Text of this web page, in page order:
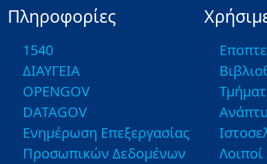
Πληροφορίες
1540
ΔΙΑΥΓΕΙΑ
OPENGOV
DATAGOV
Ενημέρωση Επεξεργασίας
Προσωπικών Δεδομένων